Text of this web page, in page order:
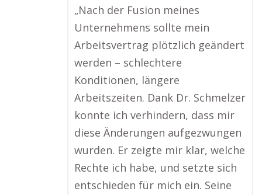
„Nach der Fusion meines
Unternehmens sollte mein
Arbeitsvertrag plötzlich geändert
werden – schlechtere
Konditionen, längere
Arbeitszeiten. Dank Dr. Schmelzer
konnte ich verhindern, dass mir
diese Änderungen aufgezwungen
wurden. Er zeigte mir klar, welche
Rechte ich habe, und setzte sich
entschieden für mich ein. Seine